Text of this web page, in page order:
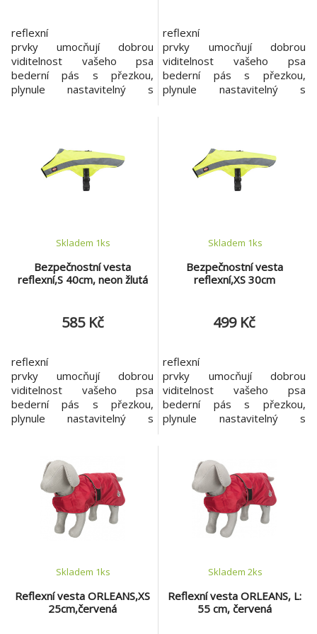
reflexní
prvky umocňují dobrou
viditelnost vašeho psa
bederní pás s přezkou,
plynule nastavitelný s
nepromokavý materiál
podšité síťovinou
materiál: polyester
velikost: M délka: 50 cm
reflexní
prvky umocňují dobrou
viditelnost vašeho psa
bederní pás s přezkou,
plynule nastavitelný s
nepromokavý materiál
podšité síťovinou
materiál: polyester velikost:
M délka: 50 cm
Bezpečnostní vesta
reflexní,S 40cm, neon žlutá
Skladem 1ks
585 Kč
reflexní
prvky umocňují dobrou
viditelnost vašeho psa
bederní pás s přezkou,
plynule nastavitelný s
zipu v oblasti zad
nepromokavý materiál
podšité síťovinou
materiál: polyester
velikost: S délka: 40 cm
barva: neonově žlutá
Bezpečnostní vesta
reflexní,XS 30cm
Skladem 1ks
499 Kč
reflexní
prvky umocňují dobrou
viditelnost vašeho psa
bederní pás s přezkou,
plynule nastavitelný s
zipu v oblasti zad
nepromokavý materiál
podšité síťovinou
materiál: polyester velikost:
XS délka: 30 cm
barva: neonově žlutá
Reflexní vesta ORLEANS,XS
25cm,červená
Skladem 1ks
Reflexní vesta ORLEANS, L:
55 cm, červená
Skladem 2ks